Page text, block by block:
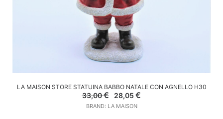
AGGIUNGI AL CARRELLO
LA MAISON STORE STATUINA BABBO NATALE CON AGNELLO H30
33,00€
Il
prezzo
originale
28,05€
BRAND: LA MAISON